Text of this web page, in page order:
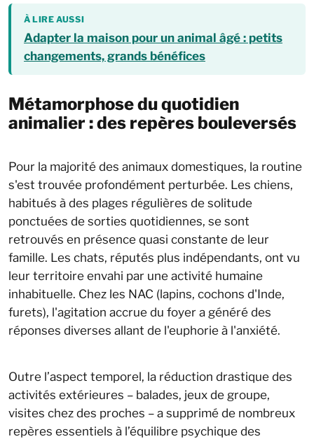
À LIRE AUSSI
Adapter la maison pour un animal âgé : petits
changements, grands bénéfices
Métamorphose du quotidien
animalier : des repères bouleversés
Pour la majorité des animaux domestiques, la routine
s'est trouvée profondément perturbée. Les chiens,
habitués à des plages régulières de solitude
ponctuées de sorties quotidiennes, se sont
retrouvés en présence quasi constante de leur
famille. Les chats, réputés plus indépendants, ont vu
leur territoire envahi par une activité humaine
inhabituelle. Chez les NAC (lapins, cochons d'Inde,
furets), l'agitation accrue du foyer a généré des
réponses diverses allant de l'euphorie à l'anxiété.
Outre l’aspect temporel, la réduction drastique des
activités extérieures – balades, jeux de groupe,
visites chez des proches – a supprimé de nombreux
repères essentiels à l’équilibre psychique des